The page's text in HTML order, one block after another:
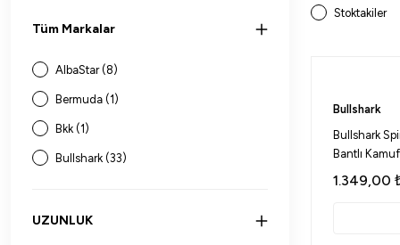
Tüm Markalar
AlbaStar (8)
Bermuda (1)
Bkk (1)
Bullshark (33)
Çiftsan (1)
UZUNLUK
Stoktakiler
Bullshark
Bullshark
Bantlı
1.349,00